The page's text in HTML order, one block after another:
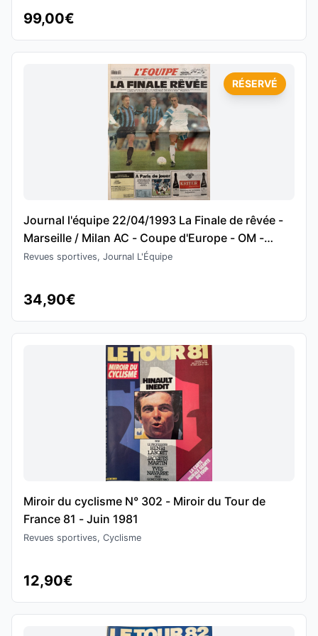
99,00€
RÉSERVÉ
Journal l'équipe 22/04/1993 La Finale de rêvée -
Marseille / Milan AC - Coupe d'Europe - OM -
Football
Revues sportives, Journal L'Équipe
34,90€
Miroir du cyclisme N° 302 - Miroir du Tour de
France 81 - Juin 1981
Revues sportives, Cyclisme
12,90€